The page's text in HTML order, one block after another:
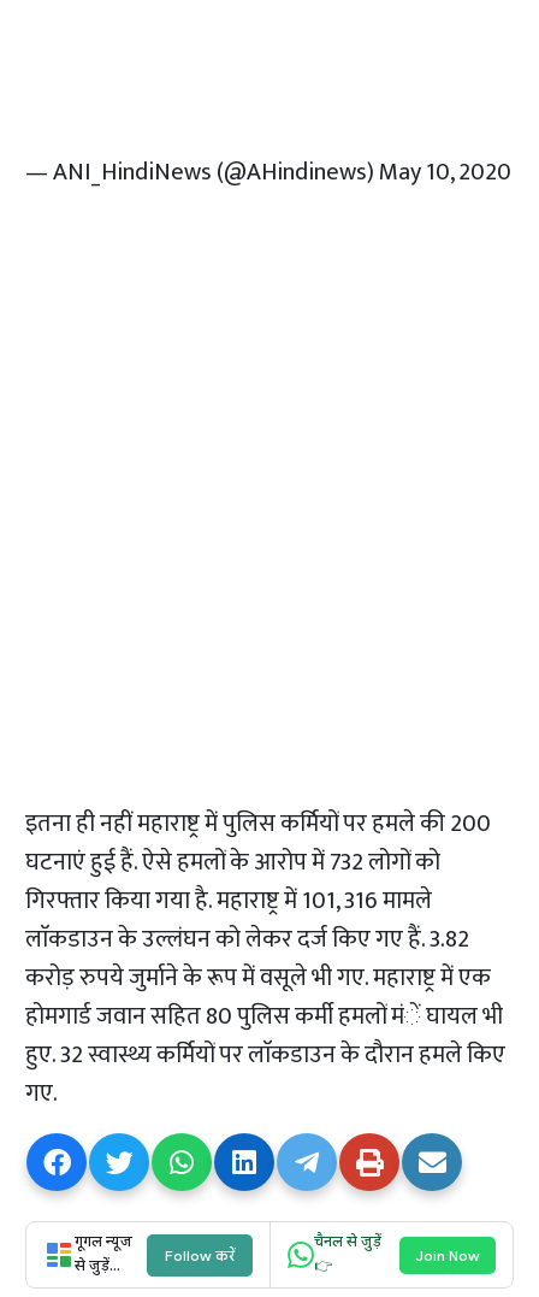
— ANI_HindiNews (@AHindinews)May 10, 2020
इतना ही नहीं महाराष्ट्र में पुलिस कर्मियों पर हमले की 200
घटनाएं हुई हैं. ऐसे हमलों के आरोप में 732 लोगों को
गिरफ्तार किया गया है. महाराष्ट्र में 101, 316 मामले
लाॅकडाउन के उल्लंघन को लेकर दर्ज किए गए हैं. 3.82
करोड़ रुपये जुर्माने के रूप में वसूले भी गए. महाराष्ट्र में एक
होमगार्ड जवान सहित 80 पुलिस कर्मी हमलों मंें घायल भी
हुए. 32 स्वास्थ्य कर्मियों पर लाॅकडाउन के दौरान हमले किए
गए.
गूगल न्यूज
से जुड़ें...
Follow करें
चैनल से जुड़ें
👉
Join Now